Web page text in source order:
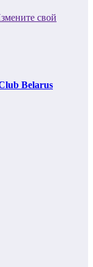
свой
Belarus